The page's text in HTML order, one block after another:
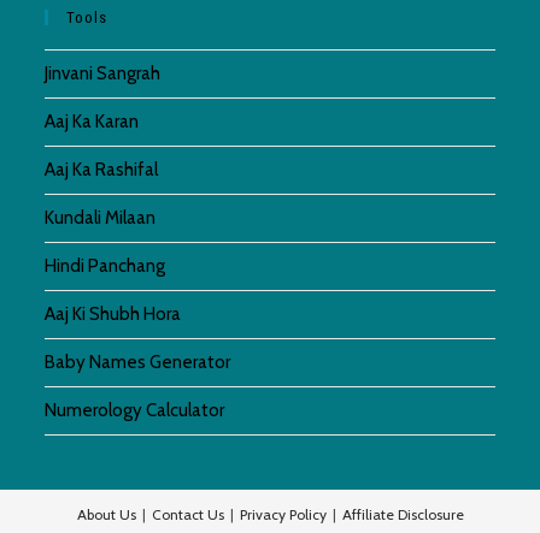
Tools
Jinvani Sangrah
Aaj Ka Karan
Aaj Ka Rashifal
Kundali Milaan
Hindi Panchang
Aaj Ki Shubh Hora
Baby Names Generator
Numerology Calculator
About Us Contact Us Privacy Policy Affiliate Disclosure